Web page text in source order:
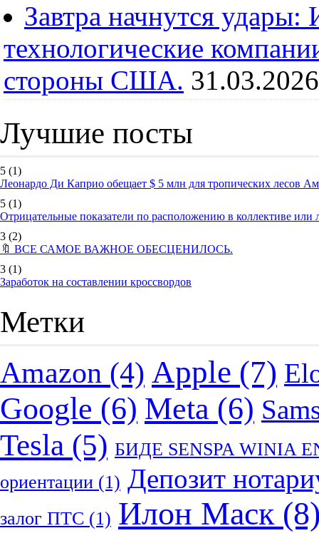
Завтра начнутся
технологические
стороны США. 31.03.2026
Лучшие посты
5 (1)
Леонардо Ди Каприо обещает $ 5 млн для тропических лесов
5 (1)
Отрицательные показатели по расположению в коллективе
3 (2)
🔖 ВСЕ САМОЕ ВАЖНОЕ ОБЕСЦЕНИЛОСЬ.
3 (1)
Заработок на составлении кроссвордов
Метки
Amazon (4) Apple (7)
Google (6) Meta (6)
Tesla (5) БИДЕ SENSPA WINIA
ориентации (1) Депозит
залог ПТС (1) Илон Маск